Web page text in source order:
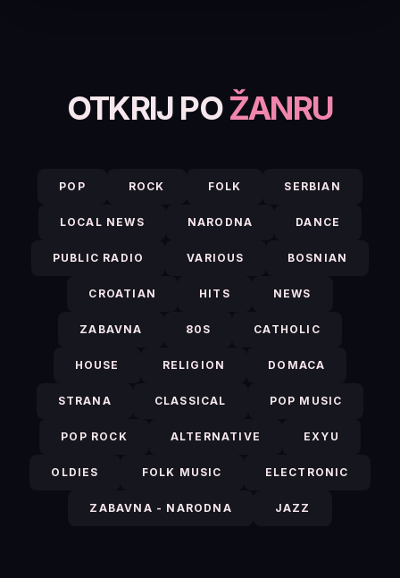
OTKRIJ POŽANRU
POP ROCK FOLK SERBIAN
LOCAL NEWS NARODNA DANCE
PUBLIC RADIO VARIOUS BOSNIAN
CROATIAN HITS NEWS
ZABAVNA 80S CATHOLIC
HOUSE RELIGION DOMACA
STRANA CLASSICAL POP MUSIC
POP ROCK ALTERNATIVE EXYU
OLDIES FOLK MUSIC ELECTRONIC
ZABAVNA - NARODNA JAZZ